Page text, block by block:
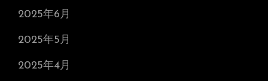
2025年6月
2025年5月
2025年4月